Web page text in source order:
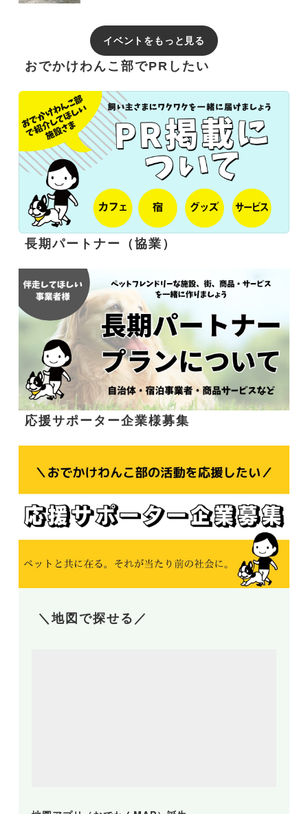
イベントをもっと見る
おでかけわんこ部でPRしたい
長期パートナー（協業）
応援サポーター企業様募集
＼地図で探せる／